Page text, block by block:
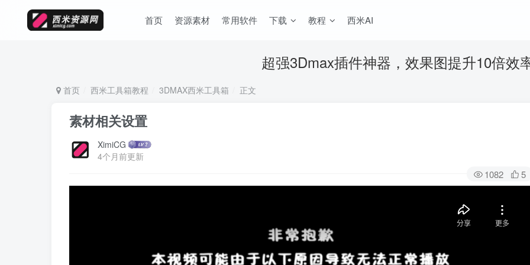
首页 资源素材 常用软件 下载 教程 西米AI
超强3Dmax插件神器，效果图提升10倍效
首页 西米工具箱教程 3DMAX西米工具箱 正文
素材相关设置
XimiCG
4个月前更新
1082 5